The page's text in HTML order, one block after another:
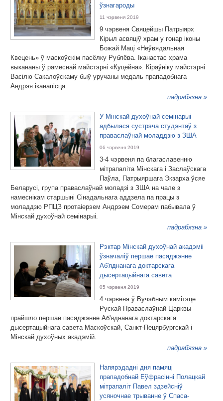
ўзнагароды
11 чэрвеня 2019
9 чэрвеня Свяцейшы Патрыярх
Кірыл асвяціў храм у гонар іконы
Божай Маці «Неўвядальная
Квецень» ў маскоўскім пасёлку Рублёва. Іканастас храма
выкананы ў рамеснай майстэрні «Куцейна». Кіраўніку майстэрні
Васілю Сакалоўскаму быў уручаны медаль прападобнага
Андрэя іканапісца.
падрабязна »
У Мінскай духоўнай семінарыі
адбылася сустрэча студэнтаў з
праваслаўнай моладдзю з ЗША
06 чэрвеня 2019
3-4 чэрвеня па благаславенню
мітрапаліта Мінскага і Заслаўскага
Паўла, Патрыяршага Экзарха ўсяе
Беларусі, група праваслаўнай моладзі з ЗША на чале з
намеснікам старшыні Сінадальнага аддзела па працы з
моладдзю РПЦЗ протаіерэем Андрэем Сомерам пабывала ў
Мінскай духоўнай семінарыі.
падрабязна »
Рэктар Мінскай духоўнай акадэміі
ўзначаліў першае пасяджэнне
Аб'яднанага доктарскага
дысертацыйнага савета
05 чэрвеня 2019
4 чэрвеня ў Вучэбным камітэце
Рускай Праваслаўнай Царквы
прайшло першае пасяджэнне Аб'яднанага доктарскага
дысертацыйнага савета Маскоўскай, Санкт-Пецярбургскай і
Мінскай духоўных акадэмій.
падрабязна »
Напярэдадні дня памяці
прападобнай Еўфрасінні Полацкай
мітрапаліт Павел здзейсніў
усяночнае трыванне ў Спаса-